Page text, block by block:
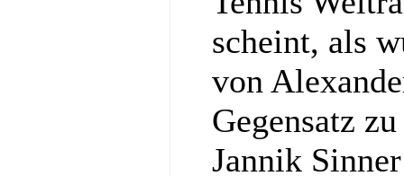
scheint, als
von
Gegensatz
Jannik